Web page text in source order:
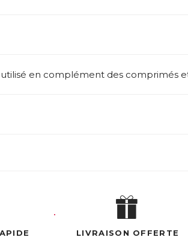
en complément des comprimés
LIVRAISON OFFERTE